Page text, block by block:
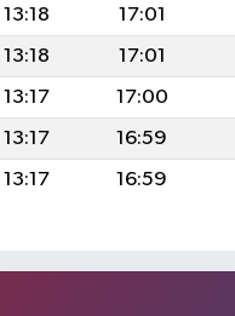
13:18 17:01
13:18 17:01
13:17 17:00
13:17 16:59
13:17 16:59